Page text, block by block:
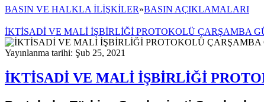
BASIN VE HALKLA İLİŞKİLER»BASIN AÇIKLAMALARI
İKTİSADİ VE MALİ İŞBİRLİĞİ PROTOKOLÜ ÇARŞAMBA
Yayınlanma tarihi: Şub 25, 2021
İKTİSADİ VE MALİ İŞBİRLİĞİ